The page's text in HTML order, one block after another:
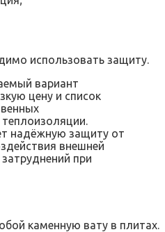
использовать защиту.
вариант
цену и список
надёжную защиту от
внешней
при
каменную вату в плитах.